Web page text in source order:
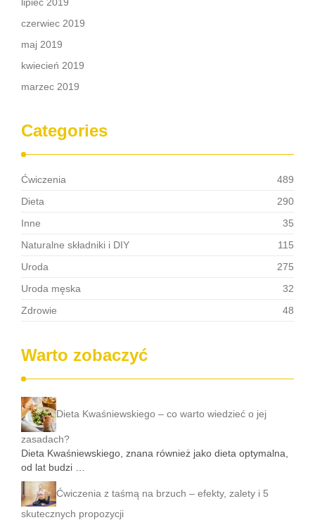
czerwiec 2019
maj 2019
kwiecień 2019
marzec 2019
Categories
Ćwiczenia
489
Dieta
290
Inne
35
Naturalne składniki i DIY
115
Uroda
275
Uroda męska
32
Zdrowie
48
Warto zobaczyć
Dieta Kwaśniewskiego – co warto wiedzieć o jej
zasadach?
Dieta Kwaśniewskiego, znana również jako dieta optymalna,
od lat budzi …
Ćwiczenia z taśmą na brzuch – efekty, zalety i 5
skutecznych propozycji